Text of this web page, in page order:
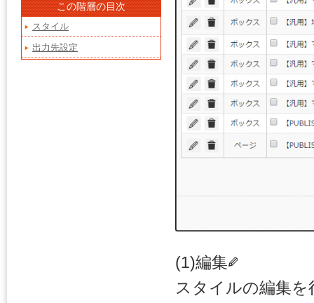
この階層の目次
スタイル
出力先設定
(1)編集
スタイルの編集